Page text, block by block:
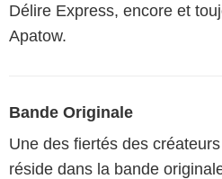
Délire Express, encore et
Apatow.
Bande Originale
Une des fiertés des
réside dans la bande